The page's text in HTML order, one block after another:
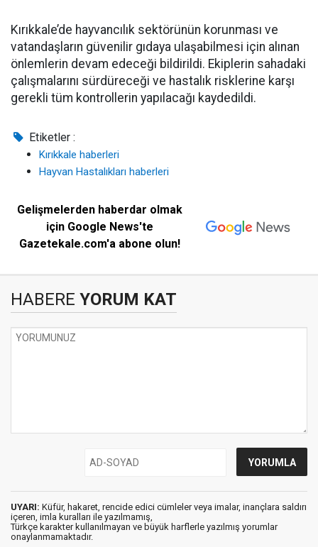
Kırıkkale’de hayvancılık sektörünün korunması ve
vatandaşların güvenilir gıdaya ulaşabilmesi için alınan
önlemlerin devam edeceği bildirildi. Ekiplerin sahadaki
çalışmalarını sürdüreceği ve hastalık risklerine karşı
gerekli tüm kontrollerin yapılacağı kaydedildi.
Etiketler :
Kırıkkale haberleri
Hayvan Hastalıkları haberleri
Gelişmelerden haberdar olmak
için Google News'te
Gazetekale.com'a abone olun!
HABERE YORUM KAT
UYARI: Küfür, hakaret, rencide edici cümleler veya imalar, inançlara saldırı
içeren, imla kuralları ile yazılmamış,
Türkçe karakter kullanılmayan ve büyük harflerle yazılmış yorumlar
onaylanmamaktadır.